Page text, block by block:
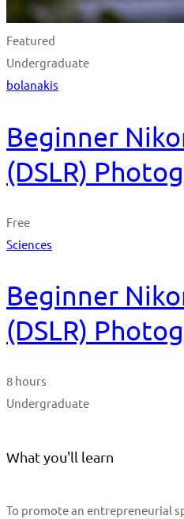
Featured
Undergraduate
bolanakis
Beginner
(DSLR)
Free
Sciences
Beginner
(DSLR)
8 hours
Undergraduate
What you'll learn
To promote an entrepreneurial